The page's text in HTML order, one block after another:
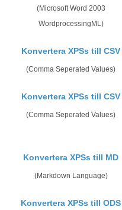
(Microsoft Word 2003
WordprocessingML)
Konvertera XPSs till CSV
(Comma Seperated Values)
Konvertera XPSs till CSV
(Comma Seperated Values)
Konvertera XPSs till MD
(Markdown Language)
Konvertera XPSs till ODS